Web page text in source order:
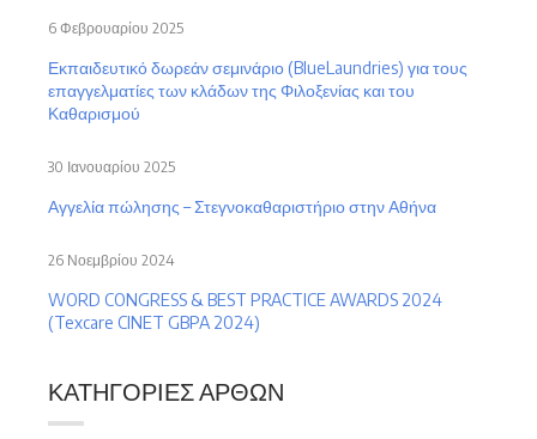
Εκπαιδευτικό δωρεάν σεμινάριο (BlueLaundries) για τους
επαγγελματίες των κλάδων της Φιλοξενίας και του
Καθαρισμού
6 Φεβρουαρίου 2025
Αγγελία πώλησης – Στεγνοκαθαριστήριο στην Αθήνα
30 Ιανουαρίου 2025
WORD CONGRESS & BEST PRACTICE AWARDS 2024
(Texcare CINET GBPA 2024)
26 Νοεμβρίου 2024
ΚΑΤΗΓΟΡΊΕΣ ΆΡΘΩΝ